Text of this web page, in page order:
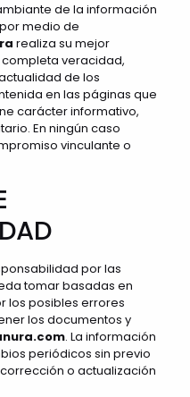
de la información
medio de
realiza su mejor
veracidad,
de los
en las páginas que
carácter informativo,
En ningún caso
vinculante o
por las
tomar basadas en
los posibles errores
los documentos y
. La información
periódicos sin previo
o actualización